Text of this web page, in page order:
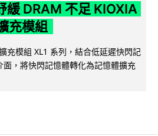
緩 DRAM 不足 KIOXIA
充模組
充模組 XL1 系列，結合低延遲快閃記
面，將快閃記憶體轉化為記憶體擴充